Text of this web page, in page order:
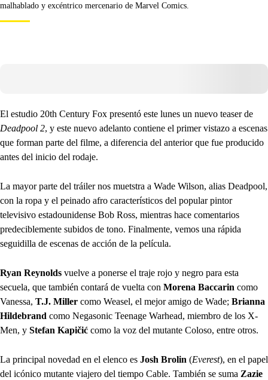
malhablado y excéntrico mercenario de Marvel Comics.
El estudio 20th Century Fox presentó este lunes un nuevo teaser de
Deadpool 2, y este nuevo adelanto contiene el primer vistazo a escenas
que forman parte del filme, a diferencia del anterior que fue producido
antes del inicio del rodaje.
La mayor parte del tráiler nos muetstra a Wade Wilson, alias Deadpool,
con la ropa y el peinado afro característicos del popular pintor
televisivo estadounidense Bob Ross, mientras hace comentarios
predeciblemente subidos de tono. Finalmente, vemos una rápida
seguidilla de escenas de acción de la película.
Ryan Reynolds vuelve a ponerse el traje rojo y negro para esta
secuela, que también contará de vuelta con Morena Baccarin como
Vanessa, T.J. Miller como Weasel, el mejor amigo de Wade; Brianna
Hildebrand como Negasonic Teenage Warhead, miembro de los X-
Men, y Stefan Kapičić como la voz del mutante Coloso, entre otros.
La principal novedad en el elenco es Josh Brolin (Everest), en el papel
del icónico mutante viajero del tiempo Cable. También se suma Zazie